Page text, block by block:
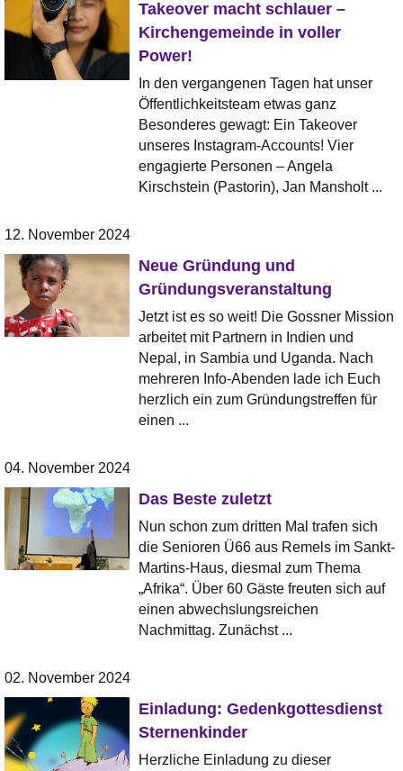
Takeover macht schlauer –
Kirchengemeinde in voller
Power!
In den vergangenen Tagen hat unser
Öffentlichkeitsteam etwas ganz
Besonderes gewagt: Ein Takeover
unseres Instagram-Accounts! Vier
engagierte Personen – Angela
Kirschstein (Pastorin), Jan Mansholt ...
12. November 2024
Neue Gründung und
Gründungsveranstaltung
Jetzt ist es so weit! Die Gossner Mission
arbeitet mit Partnern in Indien und
Nepal, in Sambia und Uganda. Nach
mehreren Info-Abenden lade ich Euch
herzlich ein zum Gründungstreffen für
einen ...
04. November 2024
Das Beste zuletzt
Nun schon zum dritten Mal trafen sich
die Senioren Ü66 aus Remels im Sankt-
Martins-Haus, diesmal zum Thema
„Afrika“. Über 60 Gäste freuten sich auf
einen abwechslungsreichen
Nachmittag. Zunächst ...
02. November 2024
Einladung: Gedenkgottesdienst
Sternenkinder
Herzliche Einladung zu dieser